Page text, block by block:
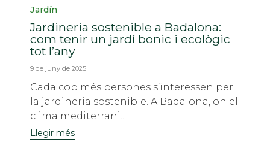
Categoria
Jardín
Jardineria sostenible a Badalona:
com tenir un jardí bonic i ecològic
tot l’any
9 de juny de 2025
Cada cop més persones s’interessen per
la jardineria sostenible. A Badalona, ​​on el
clima mediterrani...
Llegir més